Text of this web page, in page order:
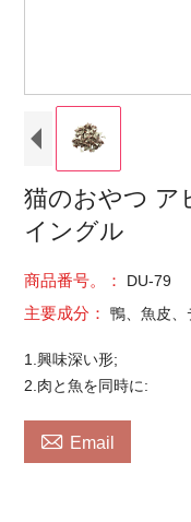
猫のおやつ ア
イングル
商品番号。： DU-79
主要成分：鴨、魚皮
1.興味深い形;
2.肉と魚を同時に:
 Email